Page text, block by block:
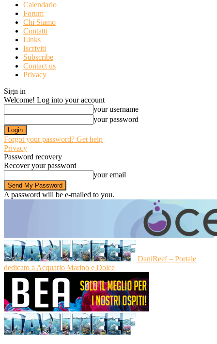
Calendario
Forum
Chi Siamo
Contatti
Links
Iscriviti
Subscribe
Contact us
Privacy
Sign in
Welcome! Log into your account
your username
your password
Forgot your password? Get help
Privacy
Password recovery
Recover your password
your email
A password will be e-mailed to you.
DaniReef – Portale
dedicato a Acquario Marino e Dolce